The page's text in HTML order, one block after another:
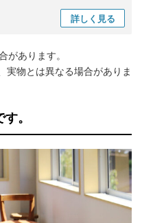
詳しく 見る
があります。
物とは異なる場合がありま
。